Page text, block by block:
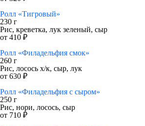
Ролл «Тигровый»
230 г
Рис, креветка, лук зеленый, сыр
от 410 ₽
Ролл «Филадельфия смок»
260 г
Рис, лосось х/к, сыр, лук
от 630 ₽
Ролл «Филадельфия с сыром»
250 г
Рис, нори, лосось, сыр
от 710 ₽